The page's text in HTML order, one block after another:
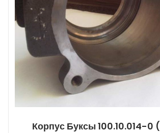
Корпус Буксы 100.10.014-